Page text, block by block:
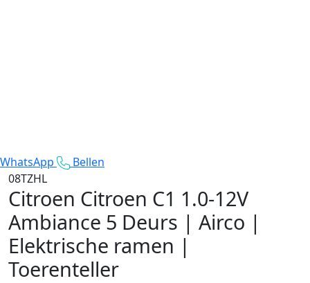
WhatsApp
Bellen
08TZHL
Citroen Citroen C1 1.0-12V
Ambiance 5 Deurs | Airco |
Elektrische ramen |
Toerenteller